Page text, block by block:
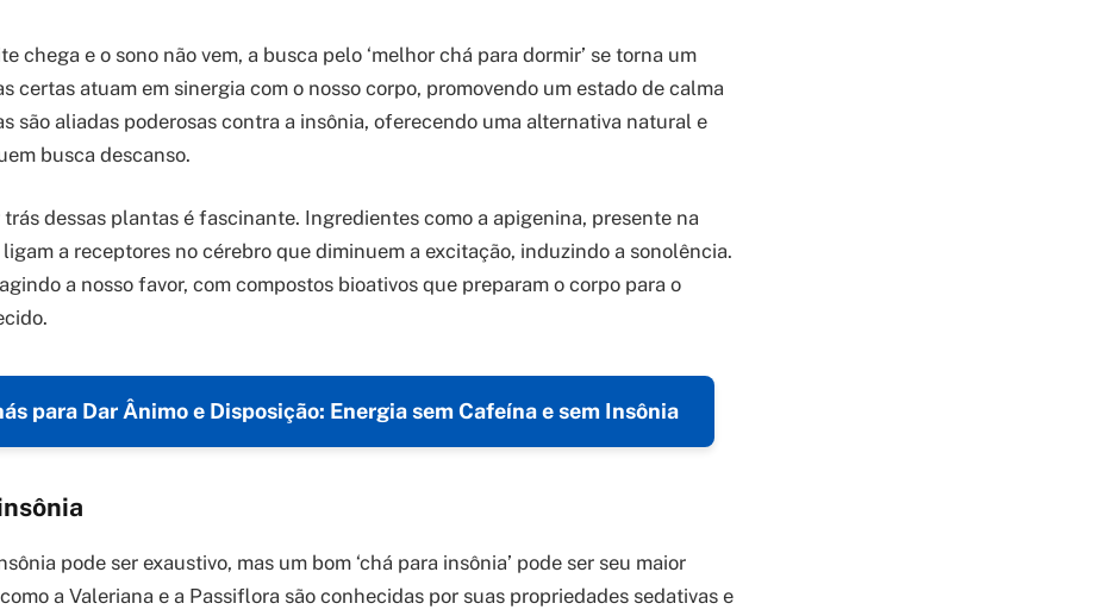
chega e o sono não vem, a busca pelo ‘melhor chá para dormir’ se torna um
certas atuam em sinergia com o nosso corpo, promovendo um estado de calma
são aliadas poderosas contra a insônia, oferecendo uma alternativa natural e
busca descanso.
dessas plantas é fascinante. Ingredientes como a apigenina, presente na
a receptores no cérebro que diminuem a excitação, induzindo a sonolência.
a nosso favor, com compostos bioativos que preparam o corpo para o
para Dar Ânimo e Disposição: Energia sem Cafeína e sem Insônia
pode ser exaustivo, mas um bom ‘chá para insônia’ pode ser seu maior
a Valeriana e a Passiflora são conhecidas por suas propriedades sedativas e